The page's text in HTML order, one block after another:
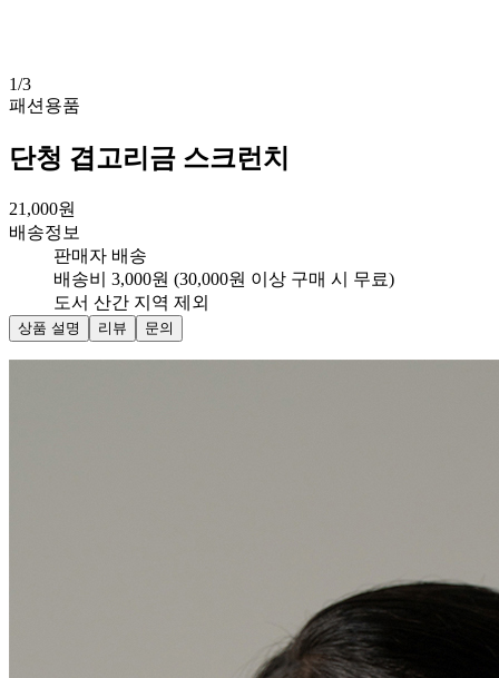
1/3
패션용품
단청 겹고리금 스크런치
21,000원
배송정보
판매자 배송
배송비 3,000원 (30,000원 이상 구매 시 무료)
도서 산간 지역 제외
상품 설명 리뷰 문의